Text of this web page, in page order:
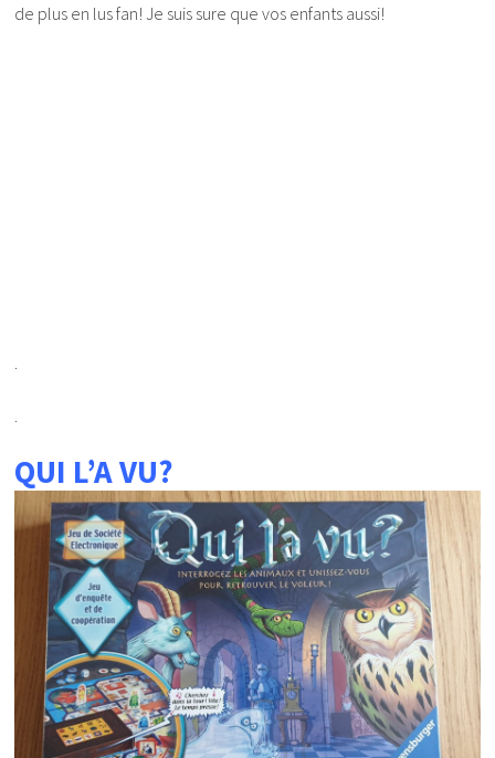
de plus en lus fan! Je suis sure que vos enfants aussi!
QUI L’A VU?